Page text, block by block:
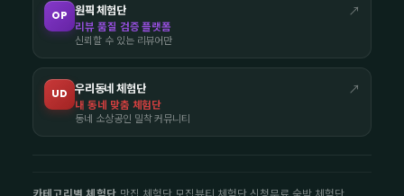
OP 원픽 체험단 ↗
리뷰 품질 검증 플랫폼
신뢰할 수 있는 리뷰어만
UD 우리동네 체험단 ↗
내 동네 맞춤 체험단
동네 소상공인 밀착 커뮤니티
카테고리별 체험단 맛집 체험단 모집뷰티 체험단 신청무료 숙박 체험단